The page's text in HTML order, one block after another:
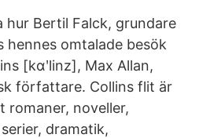
hur Bertil Falck, grundare
hennes omtalade besök
[kɑʹlinz], Max Allan,
författare. Collins flit är
romaner, noveller,
dramatik,